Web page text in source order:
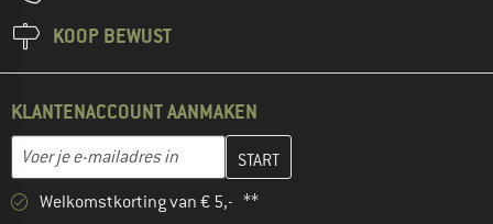
KOOP BEWUST
KLANTENACCOUNT AANMAKEN
E-mailadres
Vul je e-mailadres hier in en maak in de volgende stap je
Welkomstkorting van € 5,- **